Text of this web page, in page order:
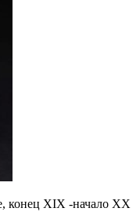
конец XIX -начало XX